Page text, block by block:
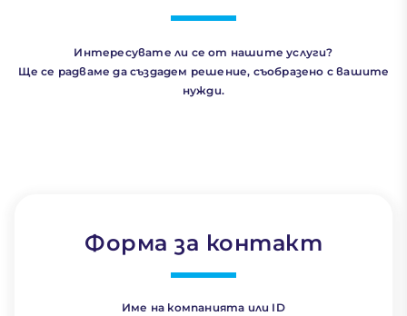
Интересувате ли се от нашите услуги?
Ще се радваме да създадем решение, съобразено с вашите
нужди.
Форма за контакт
Име на компанията или ID